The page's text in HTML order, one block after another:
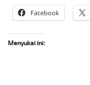
Facebook
Menyukai ini: